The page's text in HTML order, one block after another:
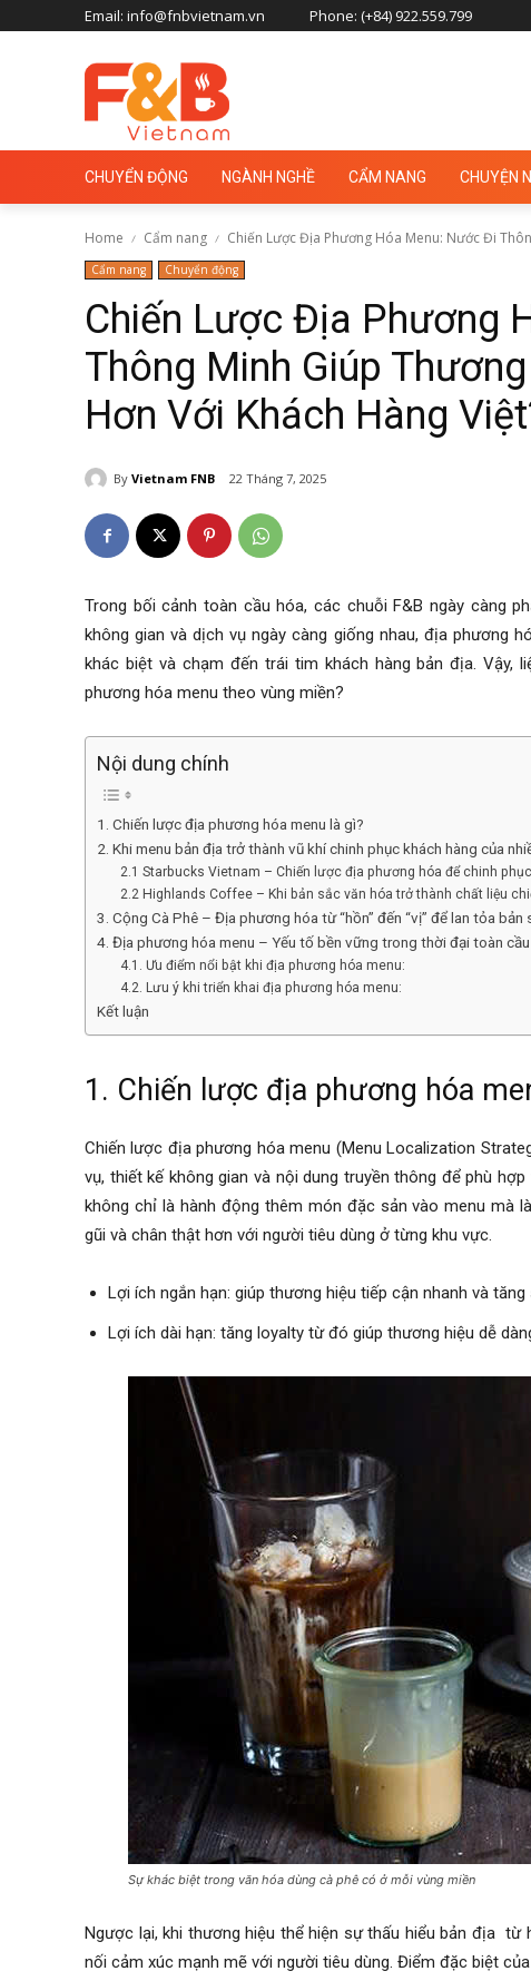
Email: info@fnbvietnam.vn Phone: (+84) 922.559.799
CHUYỂN ĐỘNG NGÀNH NGHỀ CẨM NANG CHUYỆN
Home Cẩm nang Chiến Lược Địa Phương Hóa Menu: Nước Đi
Cẩm nang Chuyển động
Chiến Lược Địa Phương
Thông Minh Giúp
Hơn Với Khách Hàng
By Vietnam FNB 22 Tháng 7, 2025
Trong bối cảnh toàn cầu hóa, các chuỗi F&B ngày càng
không gian và dịch vụ ngày càng giống nhau, địa phương
khác biệt và chạm đến trái tim khách hàng bản địa. Vậy,
phương hóa menu theo vùng miền?
Nội dung chính
1. Chiến lược địa phương hóa menu là gì?
2. Khi menu bản địa trở thành vũ khí chinh phục khách hàng của
2.1 Starbucks Vietnam – Chiến lược địa phương hóa để chinh
2.2 Highlands Coffee – Khi bản sắc văn hóa trở thành chất liệu
3. Cộng Cà Phê – Địa phương hóa từ “hồn” đến “vị” để lan tỏa
4. Địa phương hóa menu – Yếu tố bền vững trong thời đại toàn
4.1. Ưu điểm nổi bật khi địa phương hóa menu:
4.2. Lưu ý khi triển khai địa phương hóa menu:
Kết luận
1. Chiến lược địa phương hóa
Chiến lược địa phương hóa menu (Menu Localization
vụ, thiết kế không gian và nội dung truyền thông để phù
không chỉ là hành động thêm món đặc sản vào menu mà
gũi và chân thật hơn với người tiêu dùng ở từng khu vực.
Lợi ích ngắn hạn: giúp thương hiệu tiếp cận nhanh và
Lợi ích dài hạn: tăng loyalty từ đó giúp thương hiệu dễ
Sự khác biệt trong văn hóa dùng cà phê có ở mỗi vùng miền
Ngược lại, khi thương hiệu thể hiện sự thấu hiểu bản địa
nối cảm xúc mạnh mẽ với người tiêu dùng. Điểm đặc biệt